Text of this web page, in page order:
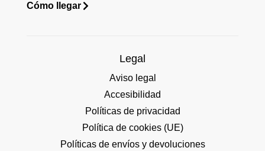
Cómo llegar
Legal
Aviso legal
Accesibilidad
Políticas de privacidad
Política de cookies (UE)
Políticas de envíos y devoluciones